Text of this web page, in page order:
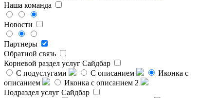
Наша команда
Новости
Партнеры
Обратной связь
Корневой раздел услуг Сайдбар
С подуслугами
С описанием
Иконка с
описанием
Иконка с описанием 2
Подраздел услуг Сайдбар